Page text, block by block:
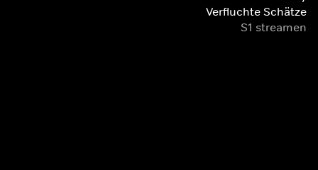
Verfluchte Schätze
S1 streamen